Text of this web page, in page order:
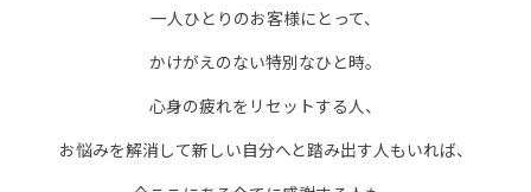
一人ひとりのお客様にとって、
かけがえのない特別なひと時。
心身の疲れをリセットする人、
お悩みを解消して新しい自分へと踏み出す人もいれば、